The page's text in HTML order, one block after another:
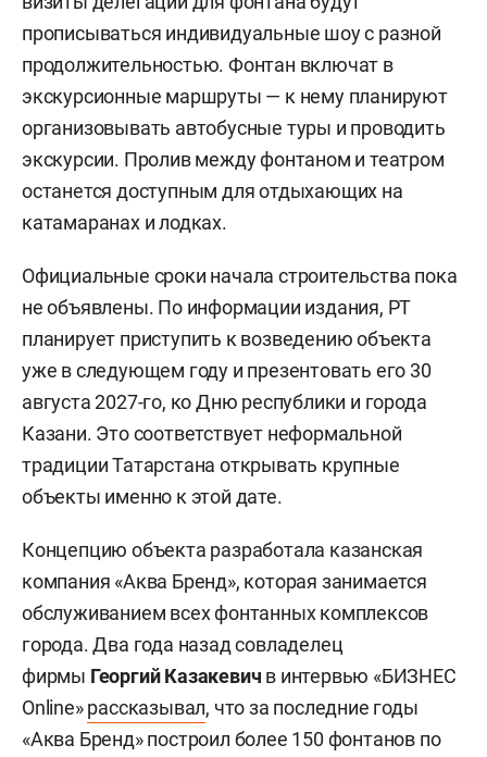
прописываться индивидуальные шоу с разной
продолжительностью. Фонтан включат в
экскурсионные маршруты — к нему планируют
организовывать автобусные туры и проводить
экскурсии. Пролив между фонтаном и театром
останется доступным для отдыхающих на
катамаранах и лодках.
Официальные сроки начала строительства пока
не объявлены. По информации издания, РТ
планирует приступить к возведению объекта
уже в следующем году и презентовать его 30
августа 2027-го, ко Дню республики и города
Казани. Это соответствует неформальной
традиции Татарстана открывать крупные
объекты именно к этой дате.
Концепцию объекта разработала казанская
компания «Аква Бренд», которая занимается
обслуживанием всех фонтанных комплексов
города. Два года назад совладелец
фирмы Георгий Казакевич в интервью «БИЗНЕС
Online»рассказывал, что за последние годы
«Аква Бренд» построил более 150 фонтанов по